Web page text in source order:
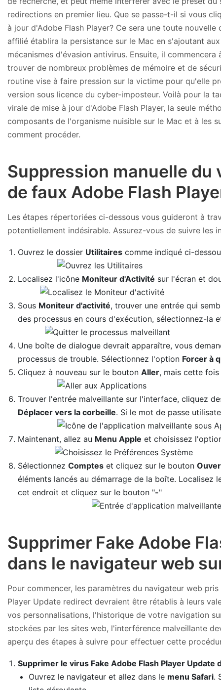
redirections en premier lieu. Que se passe-t-il si vous
à jour d'Adobe Flash Player? Ce sera une toute
affilié établira la persistance sur le Mac en s'ajoutant
mécanismes d'évasion antivirus. Ensuite, il
trouver de nombreux problèmes de mémoire et de
routine vise à faire pression sur la victime pour qu'elle
version sous licence du cyber-imposteur. Voilà pour la
virale de mise à jour d'Adobe Flash Player, la seule
composants de l'organisme nuisible sur le Mac et à les
comment procéder.
Suppression manuelle du
de faux Adobe Flash
Les étapes répertoriées ci-dessous vous guideront à
potentiellement indésirable. Assurez-vous de suivre les
Ouvrez le dossier Utilitaires comme indiqué ci-
Localisez l'icône Moniteur d'Activité sur l'écran et
Sous Moniteur d'activité, trouver une entrée qui
des processus en cours d'exécution, sélectionnez-la
Une boîte de dialogue devrait apparaître, vous
processus de trouble. Sélectionnez l'option Forcer à
Cliquez à nouveau sur le boutonAller, mais cette
Trouver l'entrée malveillante sur l'interface, cliquez
Déplacer vers la corbeille. Si le mot de passe
Maintenant, allez au Menu Apple et choisissez
SélectionnezComptes et cliquez sur le bouton
éléments lancés au démarrage de la boîte. Localisez
cet endroit et cliquez sur le bouton "-"
Supprimer Fake Adobe
dans le navigateur web
Pour commencer, les paramètres du navigateur web
Player Update redirect devraient être rétablis à leurs
vos personnalisations, l'historique de votre navigation
stockées par les sites web, l'interférence malveillante
aperçu des étapes à suivre pour effectuer cette
Supprimer le virus Fake Adobe Flash Player Update
Ouvrez le navigateur et allez dans le menu Safari.